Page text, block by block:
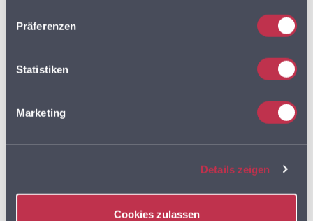
Präferenzen
Statistiken
Marketing
Details zeigen
Cookies zulassen
Search
Aktuelles von gb consite
Sommer 2026: Mit MultiRoute Zeit,
Kilometer und Kraftstoff sparen – Jetzt zum